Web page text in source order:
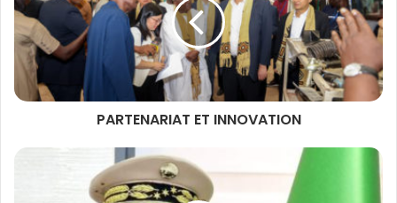
PARTENARIAT ET INNOVATION